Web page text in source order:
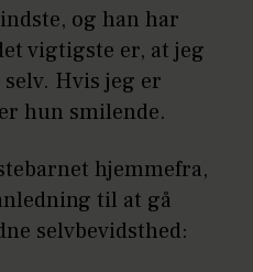
og han har
vigtigste er, at jeg
Hvis jeg er
hun smilende.
hjemmefra,
til at gå
selvbevidsthed: